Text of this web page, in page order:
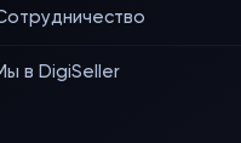
в DigiSeller